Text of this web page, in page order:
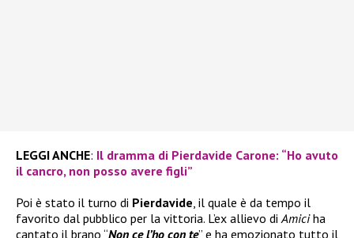
LEGGI ANCHE: Il dramma di Pierdavide Carone: “Ho avuto
il cancro, non posso avere figli”
Poi è stato il turno di Pierdavide , il quale è da tempo il
favorito dal pubblico per la vittoria. L’ex allievo di Amiciha
cantato il brano “Non ce l’ho con te” e ha emozionato tutto il